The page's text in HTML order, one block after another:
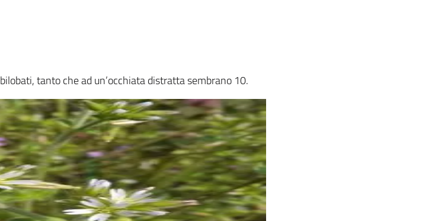
bilobati, tanto che ad un’occhiata distratta sembrano 10.